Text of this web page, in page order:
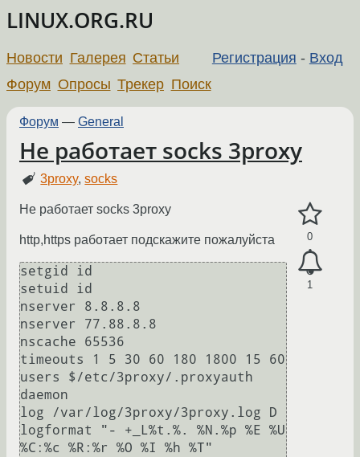
LINUX.ORG.RU
Регистрация - Вход
Новости Галерея Статьи
Форум Опросы Трекер Поиск
Форум — General
Не работает socks 3proxy
3proxy,socks
0
1
Не работает socks 3proxy
http,https работает подскажите пожалуйста
setgid id
setuid id
nserver 8.8.8.8
nserver 77.88.8.8
nscache 65536
timeouts 1 5 30 60 180 1800 15 60
users $/etc/3proxy/.proxyauth
daemon
log /var/log/3proxy/3proxy.log D
logformat "- +_L%t.%. %N.%p %E %U
%C:%c %R:%r %O %I %h %T"